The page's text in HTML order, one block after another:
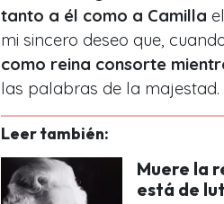
tanto a él como a Camilla
mi sincero deseo que,
como reina consorte
las palabras de la majestad.
Leer también:
Muere la
está de